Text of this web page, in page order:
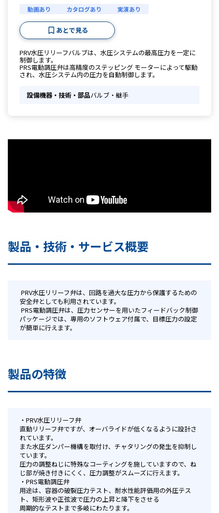
動画あり カタログあり 実演あり
あとで見る
PRV水圧リリーフバルブは、水圧システムの最高圧力を一定に
制御します。
PRS電動調圧弁は高精度のステッピング モーターによって駆動
され、水圧システム内の圧力を自動制御します。
設備機器・技術・部品バルブ・継手
製品・技術・サービス概要
安全弁としても利用されています。
パッケージでは、専用のソフトウェア付属で、目標圧力の設定
が簡単に行えます。
製品の特徴
PRV水圧リリーフ弁
直動リリーフ弁ですが、オーバライドが低くなるように設計さ
れています。
また水圧ダンパー機構を取付け、チャタリングの発生を抑制し
ています。
圧力の調整ねじに特殊なコーティングを施していますので、ね
じ部が焼き付きにくく、圧力調整がスムーズに行えます。
PRS電動調圧弁
用途は、容器の破裂圧力テスト、耐水性能評価用の外圧テス
ト、矩形波や正弦波で圧力の上昇と降下をさせる
周期的なテストまで多岐にわたります。